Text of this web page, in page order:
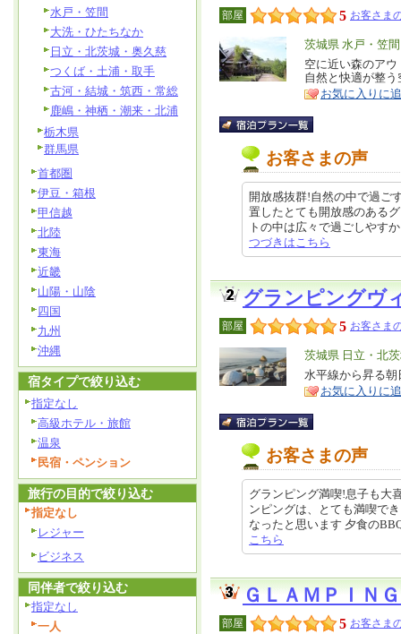
部屋 5 お客さま
エ
リ
ア
茨城県 水戸・笠間
特
徴
空に近い森のア
自然と快適が整
お気に入りに
お客さまの声
開放感抜群!自然の中で過ご
置したとても開放感のある
トの中は広々で過ごしやす
つづきはこちら
グランピングヴ
部屋 5 お客さま
エ
リ
ア
茨城県 日立・北
特
徴
水平線から昇る
お気に入りに
お客さまの声
グランピング満喫!息子も大
ンピングは、とても満喫で
なったと思います 夕食の
こちら
ＧＬＡＭＰＩＮ
部屋 5 お客さま
水戸・笠間
大洗・ひたちなか
日立・北茨城・奥久慈
つくば・土浦・取手
古河・結城・筑西・常総
鹿嶋・神栖・潮来・北浦
栃木県
群馬県
首都圏
伊豆・箱根
甲信越
北陸
東海
近畿
山陽・山陰
四国
九州
沖縄
宿タイプで絞り込む
指定なし
高級ホテル・旅館
温泉
民宿・ペンション
旅行の目的で絞り込む
指定なし
レジャー
ビジネス
同伴者で絞り込む
指定なし
一人